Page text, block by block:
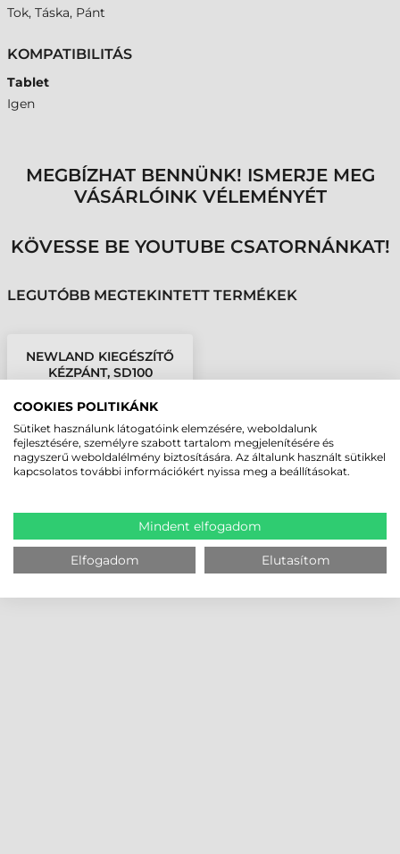
Tok, Táska, Pánt
KOMPATIBILITÁS
Tablet
Igen
MEGBÍZHAT BENNÜNK! ISMERJE MEG
VÁSÁRLÓINK VÉLEMÉNYÉT
KÖVESSE BE YOUTUBE CSATORNÁNKAT!
LEGUTÓBB MEGTEKINTETT TERMÉKEK
NEWLAND KIEGÉSZÍTŐ
KÉZPÁNT, SD100
COOKIES POLITIKÁNK
Sütiket használunk látogatóink elemzésére, weboldalunk
fejlesztésére, személyre szabott tartalom megjelenítésére és
nagyszerű weboldalélmény biztosítására. Az általunk használt sütikkel
kapcsolatos további információkért nyissa meg a beállításokat.
Mindent elfogadom
Elfogadom Elutasítom